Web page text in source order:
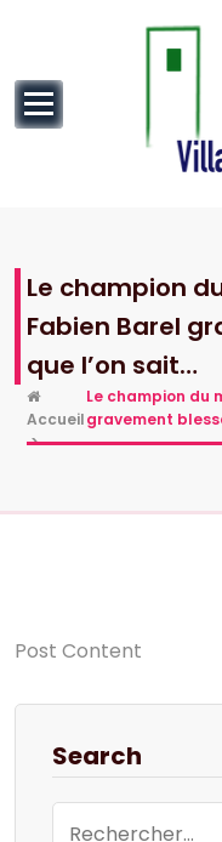
Le champion
Fabien Barel
que l’on sait…
Accueil
>
Le champion du
gravement
Post Content
Search